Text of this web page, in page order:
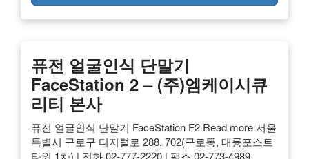
퓨전 얼굴인식 단말기
FaceStation 2 – (주)엠케이시큐
리티 본사
퓨전 얼굴인식 단말기 FaceStation F2 Read more 서울
특별시 구로구 디지털로 288, 702(구로동, 대륭포스트
타워 1차) | 전화 02-777-2220 | 팩스 02-773-4989